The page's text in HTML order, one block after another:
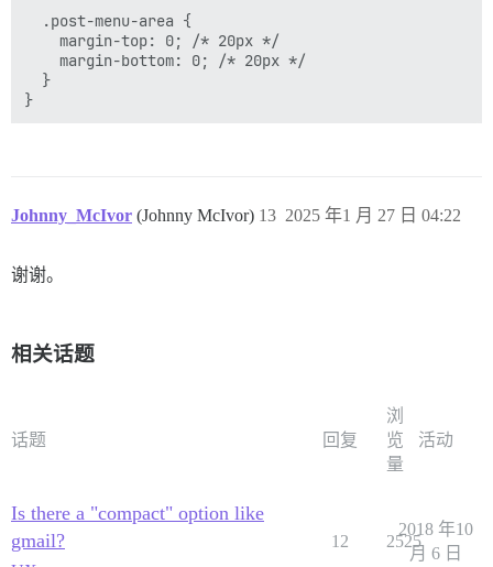
  .post-menu-area {
    margin-top: 0; /* 20px */
    margin-bottom: 0; /* 20px */
  }
Johnny_McIvor (Johnny McIvor) 2025 年1 月 27 日 04:22
13
谢谢。
相关话题
话题 回复
浏
览
量
活动
Is there a "compact" option like
gmail?
12 2525
2018 年10
月 6 日